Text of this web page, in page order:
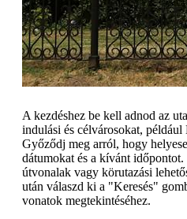
A kezdéshez be kell adnod az
indulási és célvárosokat,
Győződj meg arról, hogy
dátumokat és a kívánt
útvonalak vagy körutazási
után válaszd ki a "Keresés"
vonatok megtekintéséhez.